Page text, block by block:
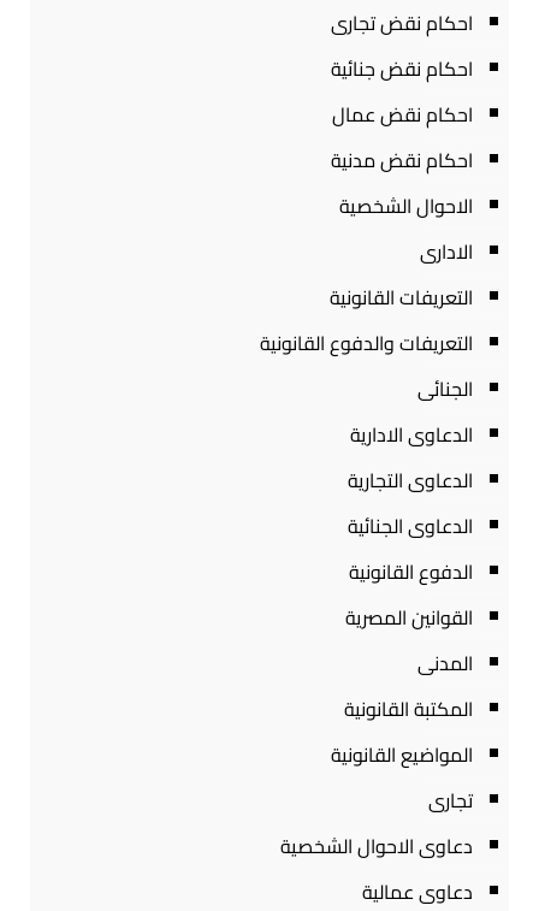
احكام نقض تجارى
احكام نقض جنائية
احكام نقض عمال
احكام نقض مدنية
الاحوال الشخصية
الادارى
التعريفات القانونية
التعريفات والدفوع القانونية
الجنائى
الدعاوى الادارية
الدعاوى التجارية
الدعاوى الجنائية
الدفوع القانونية
القوانين المصرية
المدنى
المكتبة القانونية
المواضيع القانونية
تجارى
دعاوى الاحوال الشخصية
دعاوى عمالية